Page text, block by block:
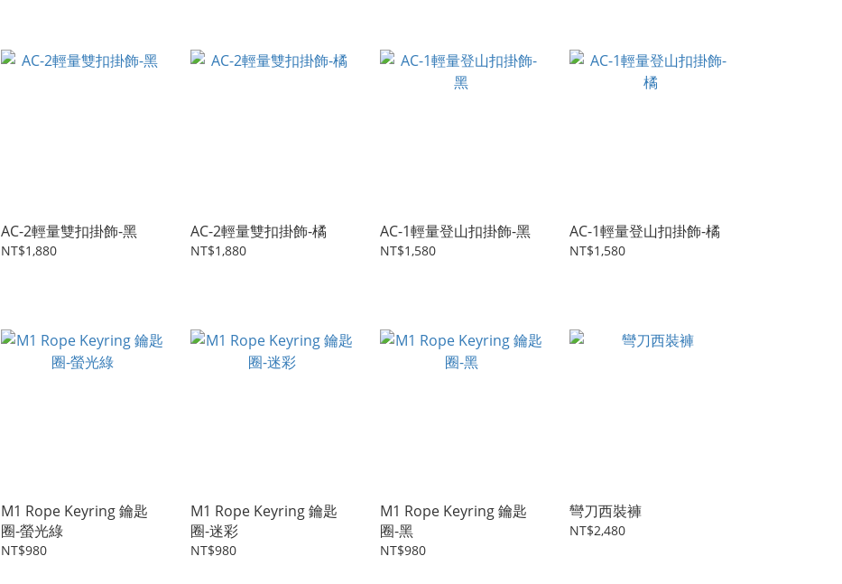
AC-2輕量雙扣掛飾-黑
NT$1,880
AC-2輕量雙扣掛飾-橘
NT$1,880
AC-1輕量登山扣掛飾-黑
NT$1,580
AC-1輕量登山扣掛飾-橘
NT$1,580
M1 Rope Keyring 鑰匙
圈-螢光綠
NT$980
M1 Rope Keyring 鑰匙
圈-迷彩
NT$980
M1 Rope Keyring 鑰匙
圈-黑
NT$980
彎刀西裝褲
NT$2,480